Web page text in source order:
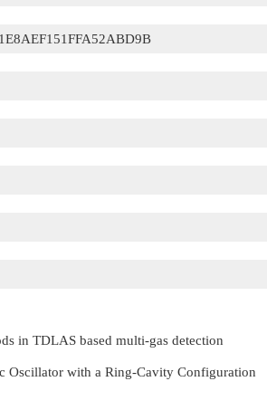
in TDLAS based multi-gas detection
Oscillator with a Ring-Cavity Configuration